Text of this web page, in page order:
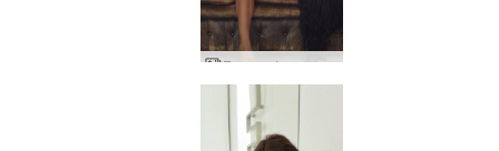
Γυναικεία φαντασία Alya και Oksi